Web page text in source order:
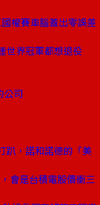
權賽車腦蓋出零誤差
世界冠軍都想退役
公司
趴，諾和諾德的「美
會是台積電股價衝三